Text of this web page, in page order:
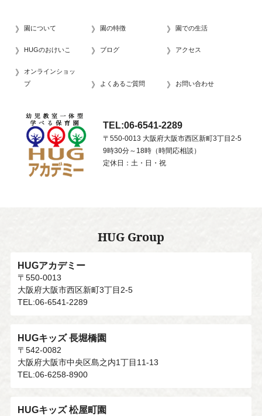
園について 園の特徴 園での生活
HUGのおけいこ ブログ アクセス
オンラインショッ
プ
よくあるご質問 お問い合わせ
TEL:06-6541-2289
〒550-0013 大阪府大阪市西区新町3丁目2-5
9時30分～18時（時間応相談）
定休日：土・日・祝
HUG Group
HUGアカデミー
〒550-0013
大阪府大阪市西区新町3丁目2-5
TEL:06-6541-2289
HUGキッズ 長堀橋園
〒542-0082
大阪府大阪市中央区島之内1丁目11-13
TEL:06-6258-8900
HUGキッズ 松屋町園